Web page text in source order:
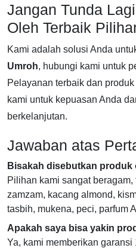
Jangan Tunda
Oleh Terbaik
Kami adalah solusi Anda
Umroh, hubungi kami untuk
Pelayanan terbaik dan
kami untuk kepuasan Anda
berkelanjutan.
Jawaban atas
Bisakah disebutkan
Pilihan kami sangat
zamzam, kacang almond,
tasbih, mukena, peci, parfum
Apakah saya bisa yakin
Ya, kami memberikan